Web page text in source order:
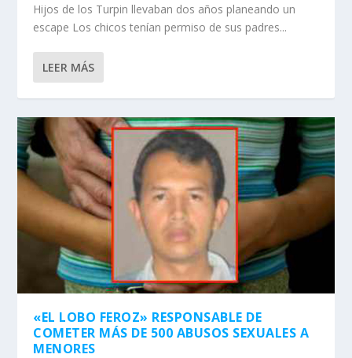
Hijos de los Turpin llevaban dos años planeando un
escape Los chicos tenían permiso de sus padres...
LEER MÁS
«EL LOBO FEROZ» RESPONSABLE DE
COMETER MÁS DE 500 ABUSOS SEXUALES A
MENORES